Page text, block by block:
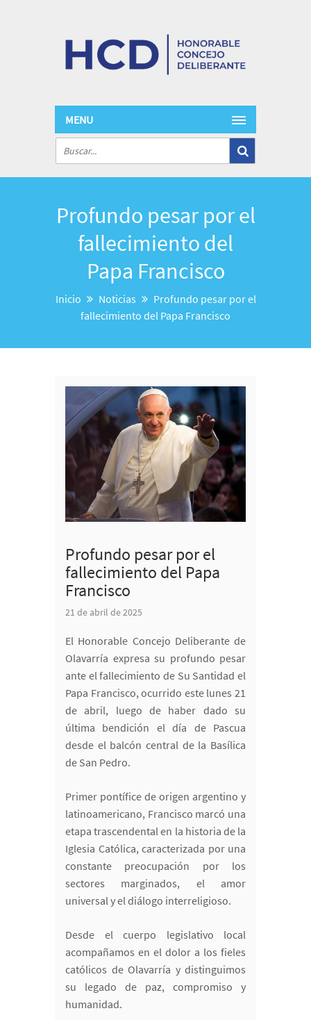
MENU
Profundo pesar por el
fallecimiento del
Papa Francisco
Inicio Noticias
Profundo pesar por el
fallecimiento del Papa Francisco
Profundo pesar por el
fallecimiento del Papa
Francisco
21 de abril de 2025
El Honorable Concejo Deliberante de
Olavarría expresa su profundo pesar
ante el fallecimiento de Su Santidad el
Papa Francisco, ocurrido este lunes 21
de abril, luego de haber dado su
última bendición el día de Pascua
desde el balcón central de la Basílica
de San Pedro.
Primer pontífice de origen argentino y
latinoamericano, Francisco marcó una
etapa trascendental en la historia de la
Iglesia Católica, caracterizada por una
constante preocupación por los
sectores marginados, el amor
universal y el diálogo interreligioso.
Desde el cuerpo legislativo local
acompañamos en el dolor a los fieles
católicos de Olavarría y distinguimos
su legado de paz, compromiso y
humanidad.